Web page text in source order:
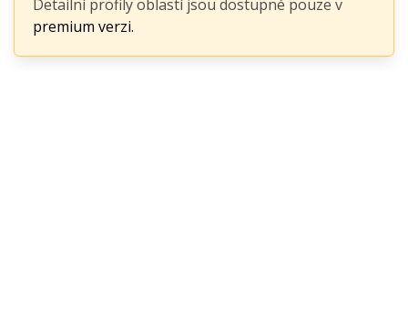
Detailní profily oblastí jsou dostupné pouze v
premium verzi.